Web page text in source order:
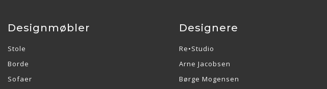
Designmøbler
Stole
Borde
Sofaer
Designere
Re•Studio
Arne Jacobsen
Børge Mogensen